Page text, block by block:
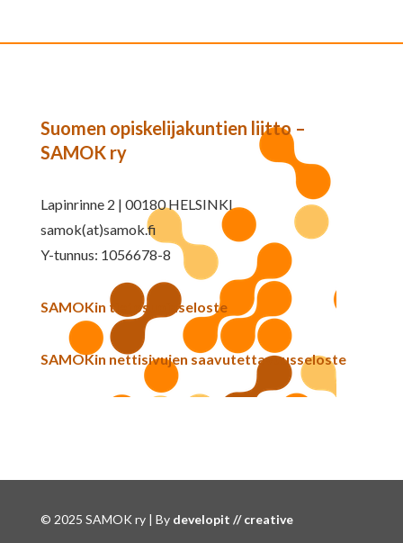
Suomen opiskelijakuntien liitto –
SAMOK ry
Lapinrinne 2 | 00180 HELSINKI
samok(at)samok.fi
Y-tunnus: 1056678-8
SAMOKin tietosuojaseloste
SAMOKin nettisivujen saavutettavuusseloste
© 2025 SAMOK ry | By developit // creative